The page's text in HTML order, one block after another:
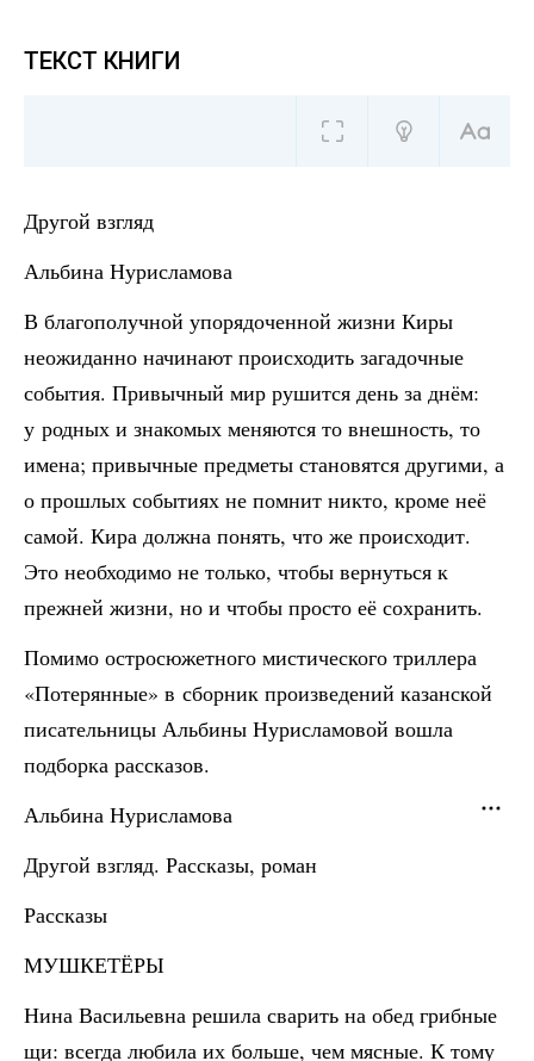
ТЕКСТ КНИГИ
Другой взгляд
Альбина Нурисламова
В благополучной упорядоченной жизни Киры
неожиданно начинают происходить загадочные
события. Привычный мир рушится день за днём:
у родных и знакомых меняются то внешность, то
имена; привычные предметы становятся другими, а
о прошлых событиях не помнит никто, кроме неё
самой. Кира должна понять, что же происходит.
Это необходимо не только, чтобы вернуться к
прежней жизни, но и чтобы просто её сохранить.
Помимо остросюжетного мистического триллера
«Потерянные» в сборник произведений казанской
писательницы Альбины Нурисламовой вошла
подборка рассказов.
Альбина Нурисламова
Другой взгляд. Рассказы, роман
Рассказы
МУШКЕТЁРЫ
Нина Васильевна решила сварить на обед грибные
щи: всегда любила их больше, чем мясные. К тому